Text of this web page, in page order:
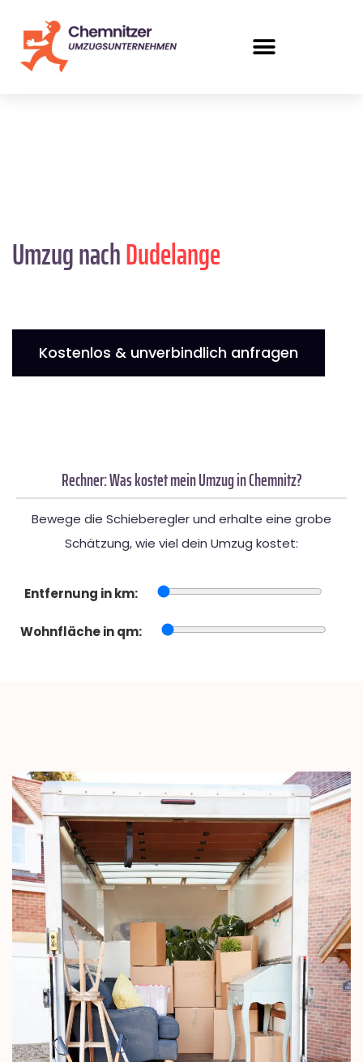
Umzug nachDudelange
Kostenlos & unverbindlich anfragen
Rechner: Was kostet mein Umzug in Chemnitz?
Bewege die Schieberegler und erhalte eine grobe
Schätzung, wie viel dein Umzug kostet:
Entfernung in km:
Wohnfläche in qm: